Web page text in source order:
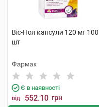
Віс-Нол капсули 120 мг 100
шт
Фармак
Є в наявності
від 552.10 грн